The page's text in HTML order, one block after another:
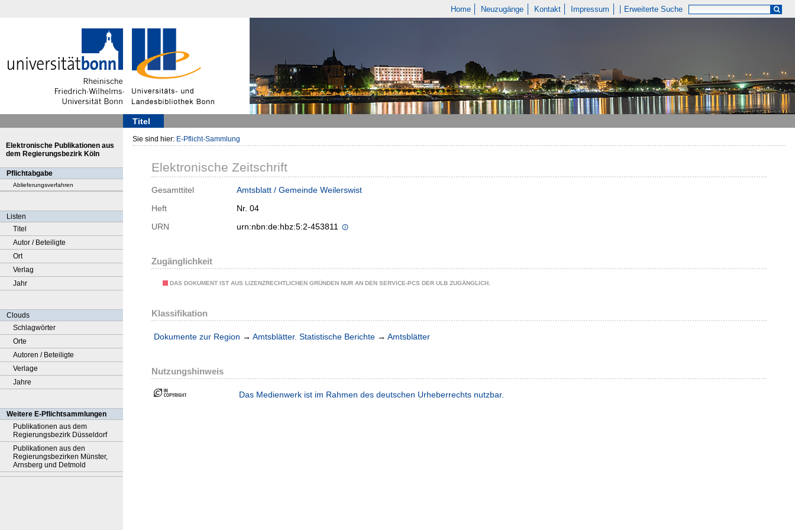
Home Neuzugänge Kontakt Impressum Erweiterte Suche
Titel
Elektronische Publikationen aus
dem Regierungsbezirk Köln
Pflichtabgabe
Ablieferungsverfahren
Listen
Titel
Autor / Beteiligte
Ort
Verlag
Jahr
Clouds
Schlagwörter
Orte
Autoren / Beteiligte
Verlage
Jahre
Weitere E-Pflichtsammlungen
Publikationen aus dem
Regierungsbezirk Düsseldorf
Publikationen aus den
Regierungsbezirken Münster,
Arnsberg und Detmold
Sie sind hier: E-Pflicht-Sammlung
Elektronische Zeitschrift
Gesamttitel
Amtsblatt / Gemeinde Weilerswist
Heft
Nr. 04
URN
urn:nbn:de:hbz:5:2-453811
Zugänglichkeit
DAS DOKUMENT IST AUS LIZENZRECHTLICHEN GRÜNDEN NUR AN DEN SERVICE-PCS DER ULB ZUGÄNGLICH.
Klassifikation
Dokumente zur Region → Amtsblätter. Statistische Berichte → Amtsblätter
Nutzungshinweis
Das Medienwerk ist im Rahmen des deutschen Urheberrechts nutzbar.